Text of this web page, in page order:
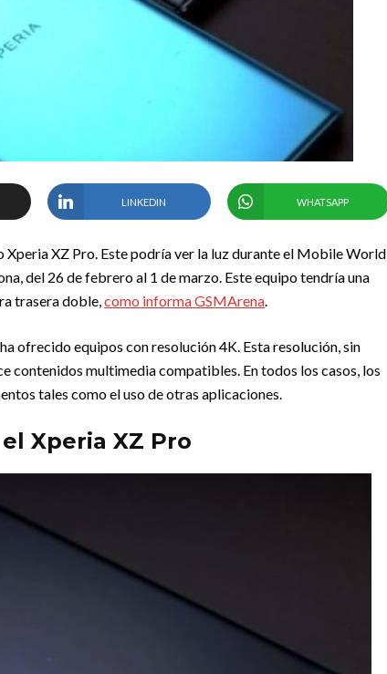
LINKEDIN WHATSAPP
Xperia XZ Pro. Este podría ver la luz durante el Mobile World
del 26 de febrero al 1 de marzo. Este equipo tendría una
trasera doble,como informa GSMArena.
ha ofrecido equipos con resolución 4K. Esta resolución, sin
contenidos multimedia compatibles. En todos los casos, los
tales como el uso de otras aplicaciones.
Xperia XZ Pro